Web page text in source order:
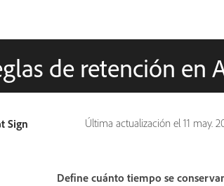
de retención en
Última actualización el 11 may.
Sign
Define cuánto tiempo se